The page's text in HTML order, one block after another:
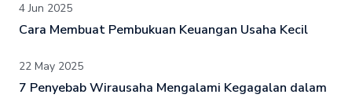
4 Jun 2025
Cara Membuat Pembukuan Keuangan Usaha Kecil
22 May 2025
7 Penyebab Wirausaha Mengalami Kegagalan dalam